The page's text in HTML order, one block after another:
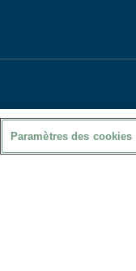
Paramètres des cookies